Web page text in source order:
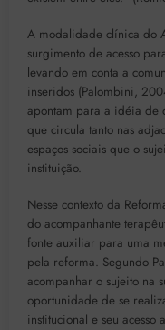
A modalidade clínica do
surgimento de acesso
levando em conta a
inseridos (Palombini,
apontam para a idéia de
que circula tanto nas
espaços sociais que o
instituição.
Nesse contexto da
do acompanhante
fonte auxiliar para uma
pela reforma. Segundo
acompanhar o sujeito na
oportunidade de se
institucional e seu